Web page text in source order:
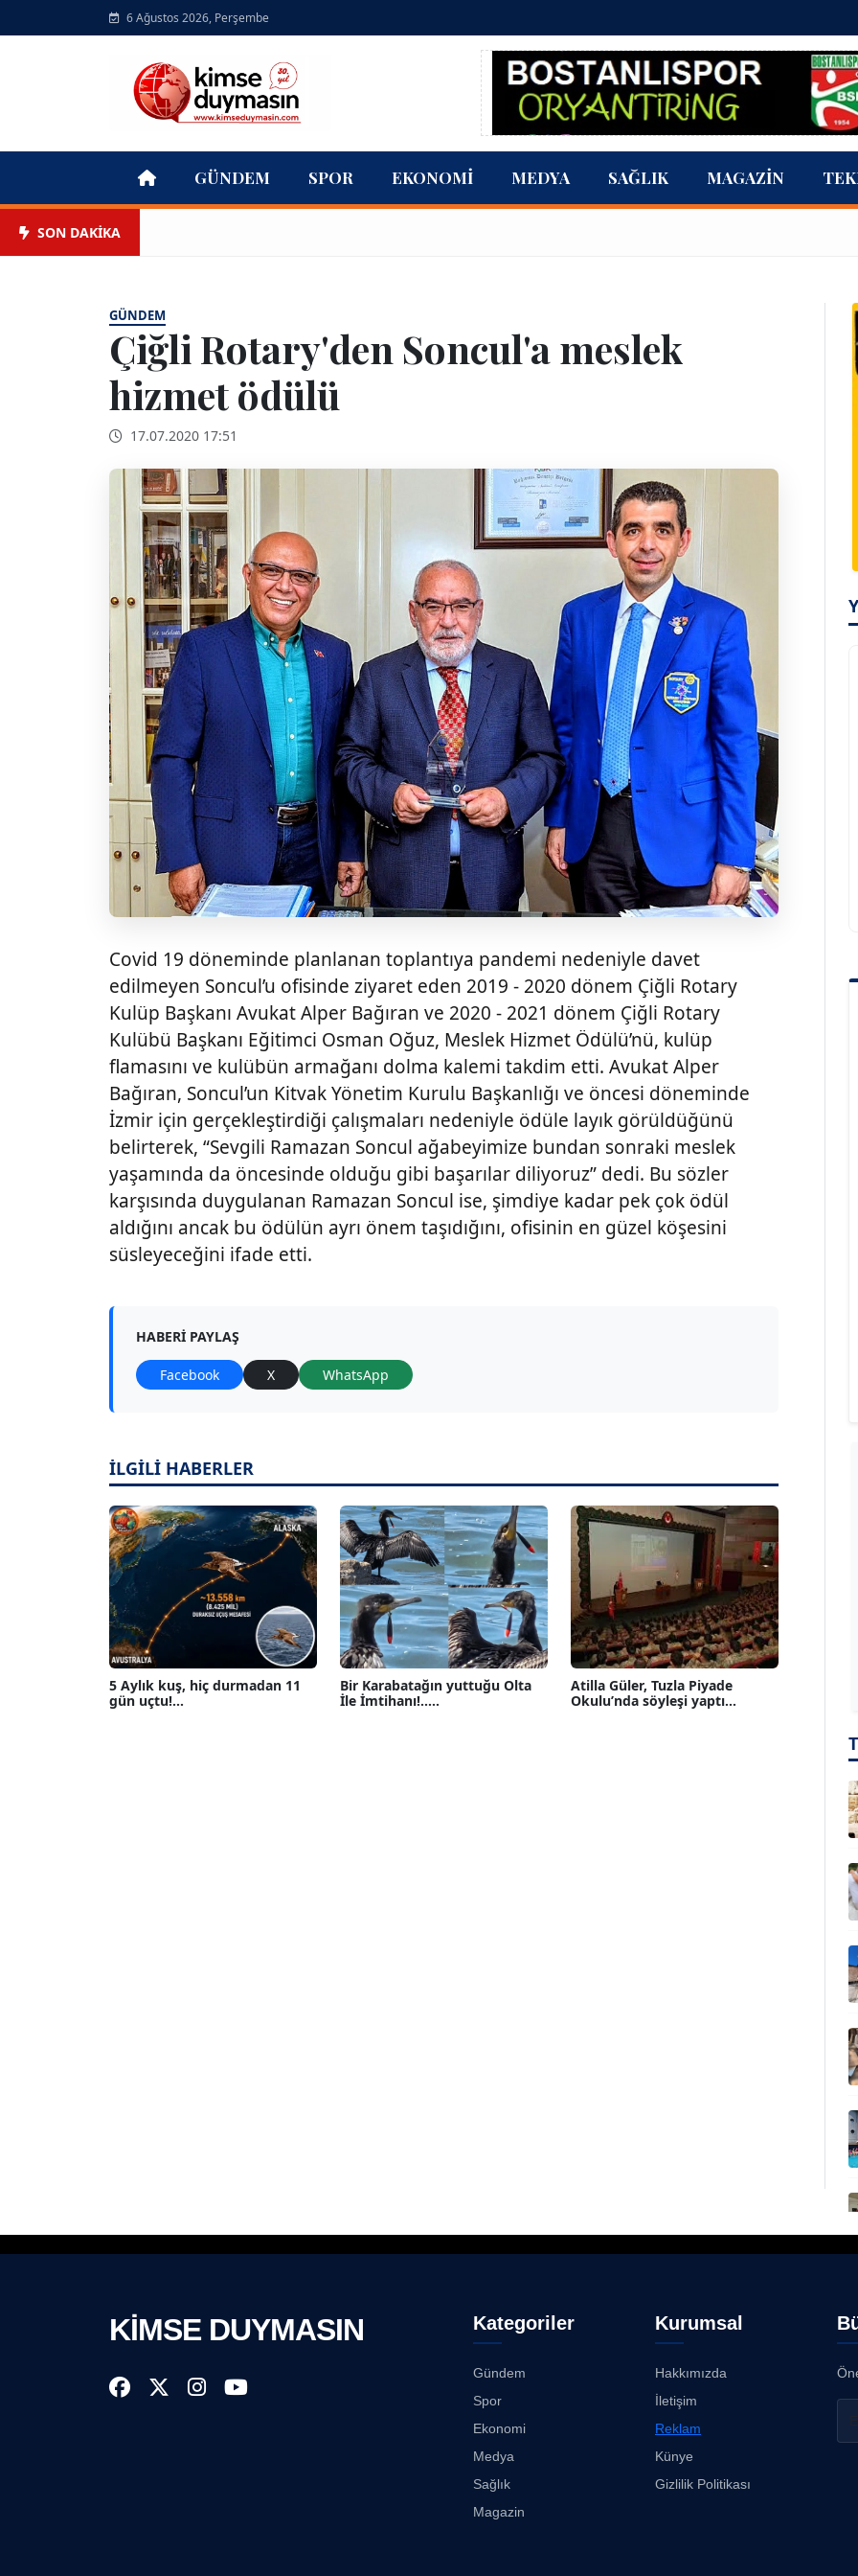
6 Ağustos 2026, Perşembe
GÜNDEM SPOR EKONOMI MEDYA SAĞLIK MAGAZIN
SON DAKİKA
GÜNDEM
Çiğli Rotary'den Soncul'a meslek
hizmet ödülü
17.07.2020 17:51
Covid 19 döneminde planlanan toplantıya pandemi nedeniyle davet
edilmeyen Soncul’u ofisinde ziyaret eden 2019 - 2020 dönem Çiğli Rotary
Kulüp Başkanı Avukat Alper Bağıran ve 2020 - 2021 dönem Çiğli Rotary
Kulübü Başkanı Eğitimci Osman Oğuz, Meslek Hizmet Ödülü’nü, kulüp
flamasını ve kulübün armağanı dolma kalemi takdim etti. Avukat Alper
Bağıran, Soncul’un Kitvak Yönetim Kurulu Başkanlığı ve öncesi döneminde
İzmir için gerçekleştirdiği çalışmaları nedeniyle ödüle layık görüldüğünü
belirterek, “Sevgili Ramazan Soncul ağabeyimize bundan sonraki meslek
yaşamında da öncesinde olduğu gibi başarılar diliyoruz” dedi. Bu sözler
karşısında duygulanan Ramazan Soncul ise, şimdiye kadar pek çok ödül
aldığını ancak bu ödülün ayrı önem taşıdığını, ofisinin en güzel köşesini
süsleyeceğini ifade etti.
HABERI PAYLAŞ
Facebook X WhatsApp
İLGİLİ HABERLER
5 Aylık kuş, hiç durmadan 11
gün uçtu!...
Bir Karabatağın yuttuğu Olta
İle İmtihanı!.....
Atilla Güler, Tuzla Piyade
Okulu’nda söyleşi yaptı...
KİMSE DUYMASIN Kategoriler
Gündem
Spor
Ekonomi
Medya
Sağlık
Magazin
Kurumsal
Hakkımızda
İletişim
Reklam
Künye
Gizlilik Politikası